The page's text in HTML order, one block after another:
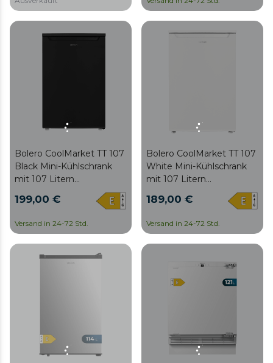
Fassungsvermögen von
31 l, Energieklasse E, Dual
Function und
abnehmbarem Tablett.
Energieklasse E, Dual
Function und
abnehmbarem Tablett.
Bolero CoolMarket TT 107
Black Mini-Kühlschrank
mit 107 Litern
schwarzer Farbe, Klasse E,
Crisper Box,
Gefrierschublade und
niedrigem Geräuschpegel.
199,00 €
Versand in 24-72 Std.
Bolero CoolMarket TT 107
White Mini-Kühlschrank
mit 107 Litern
weißer Farbe, Klasse E,
Crisper Box,
Gefrierschublade und
189,00 €
Versand in 24-72 Std.